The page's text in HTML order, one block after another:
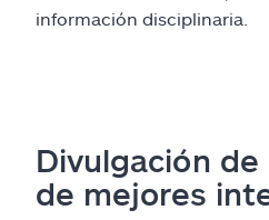
información disciplinaria.
Divulgación
de mejores